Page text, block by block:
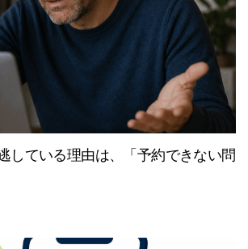
している理由は、「予約できない問